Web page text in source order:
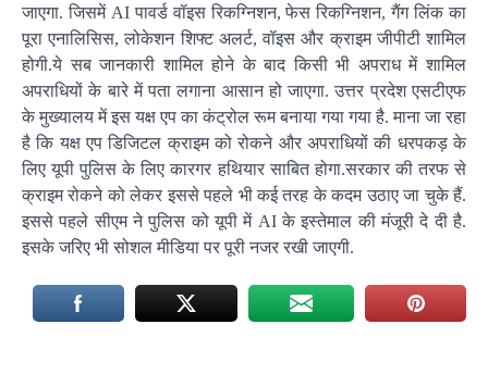
जाएगा. जिसमें AI पावर्ड वॉइस रिकग्निशन, फेस रिकग्निशन, गैंग लिंक का
पूरा एनालिसिस, लोकेशन शिफ्ट अलर्ट, वॉइस और क्राइम जीपीटी शामिल
होगी.ये सब जानकारी शामिल होने के बाद किसी भी अपराध में शामिल
अपराधियों के बारे में पता लगाना आसान हो जाएगा. उत्तर प्रदेश एसटीएफ
के मुख्यालय में इस यक्ष एप का कंट्रोल रूम बनाया गया गया है. माना जा रहा
है कि यक्ष एप डिजिटल क्राइम को रोकने और अपराधियों की धरपकड़ के
लिए यूपी पुलिस के लिए कारगर हथियार साबित होगा.सरकार की तरफ से
क्राइम रोकने को लेकर इससे पहले भी कई तरह के कदम उठाए जा चुके हैं.
इससे पहले सीएम ने पुलिस को यूपी में AI के इस्तेमाल की मंजूरी दे दी है.
इसके जरिए भी सोशल मीडिया पर पूरी नजर रखी जाएगी.